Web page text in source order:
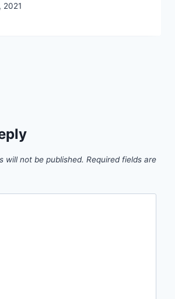
2021
will not be published. Required fields are